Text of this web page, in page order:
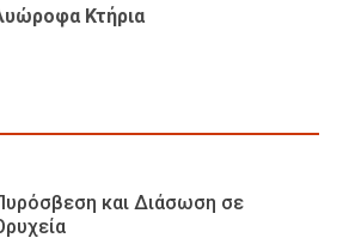
Κτήρια
και Διάσωση σε